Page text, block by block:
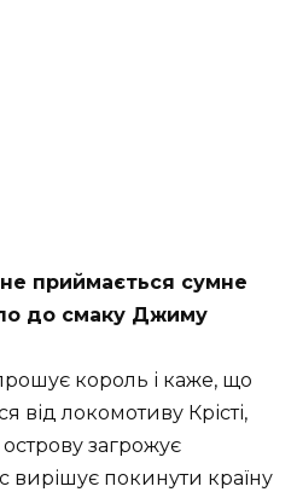
приймається сумне
до смаку Джиму
король і каже, що
від локомотиву Крісті,
загрожує
вирішує покинути країну